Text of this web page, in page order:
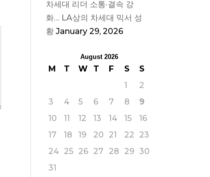
차세대 리더 소통·결속 강
화… LA상의 차세대 믹서 성
황 January 29, 2026
August 2026
M T W T F S
S
1
2
3
4 5 6 7 8
9
10
11 12 13 14 15
16
17
18 19 20 21 22
23
24 25 26 27 28 29 30
31